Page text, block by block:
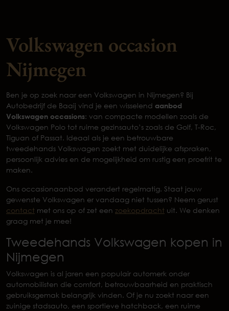
Volkswagen occasion
Nijmegen
Ben je op zoek naar een Volkswagen in Nijmegen? Bij
Autobedrijf de Baaij vind je een wisselend aanbod
Volkswagen occasions: van compacte modellen zoals de
Volkswagen Polo tot ruime gezinsauto’s zoals de Golf, T-Roc,
Tiguan of Passat. Ideaal als je een betrouwbare
tweedehands Volkswagen zoekt met duidelijke afspraken,
persoonlijk advies en de mogelijkheid om rustig een proefrit te
maken.
Ons occasionaanbod verandert regelmatig. Staat jouw
gewenste Volkswagen er vandaag niet tussen? Neem gerust
contact met ons op of zet een zoekopdracht uit. We denken
graag met je mee!
Tweedehands Volkswagen kopen in
Nijmegen
Volkswagen is al jaren een populair automerk onder
automobilisten die comfort, betrouwbaarheid en praktisch
gebruiksgemak belangrijk vinden. Of je nu zoekt naar een
zuinige stadsauto, een sportieve hatchback, een ruime